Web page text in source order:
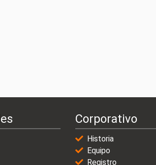
Corporativo
Historia
Equipo
Registro